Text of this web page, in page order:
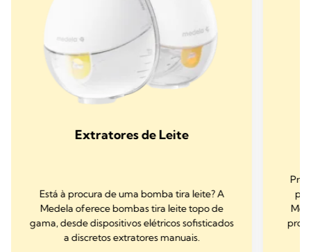
Extratores de Leite
Está à procura de uma bomba tira leite? A
Medela oferece bombas tira leite topo de
gama, desde dispositivos elétricos sofisticados
a discretos extratores manuais.